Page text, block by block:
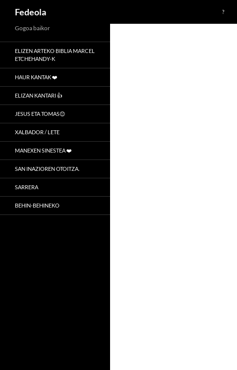
Aller
au
contenu
Fedeola ?
Gogoa baikor
ELIZEN ARTEKO BIBLIA MARCEL
ETCHEHANDY-K
HAUR KANTAK ❤️
ELIZAN KANTARI 👍
JESUS ETA TOMAS😊
XALBADOR / LETE
MANEXEN SINESTEA ❤️
SAN INAZIOREN OTOITZA.
SARRERA
BEHIN-BEHINEKO